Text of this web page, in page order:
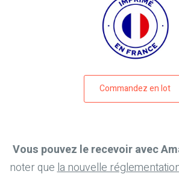
Commandez en lot
Vous pouvez le recevoir avec
noter quela nouvelle